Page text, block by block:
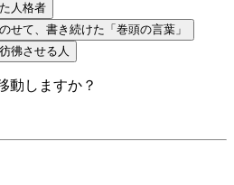
人格者
せて、書き続けた「巻頭の言葉」
彿させる人
動しますか？